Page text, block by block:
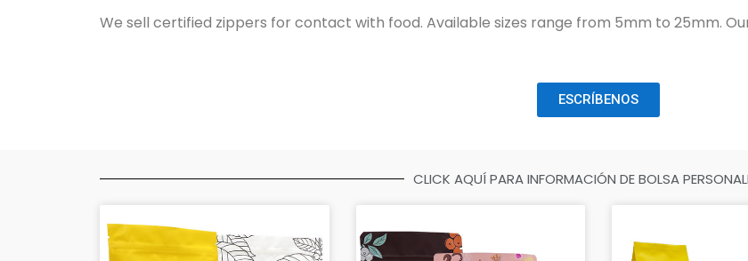
We sell certified zippers for contact with food. Available sizes range from 5mm to 25mm.
ESCRÍBENOS
CLICK AQUÍ PARA INFORMACIÓN DE BOLSA